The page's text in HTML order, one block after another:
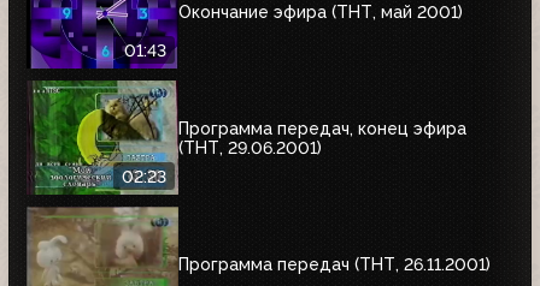
01:43
Окончание эфира (ТНТ, май 2001)
02:23
Программа передач, конец эфира
(ТНТ, 29.06.2001)
Программа передач (ТНТ, 26.11.2001)